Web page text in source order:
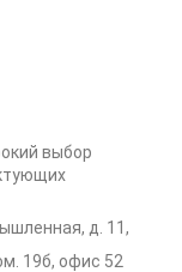
выбор
д. 11,
19б, офис 52